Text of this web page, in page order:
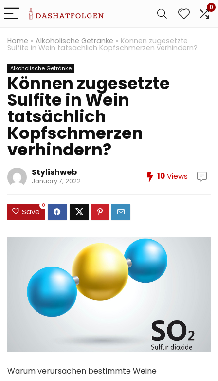
0
Home » Alkoholische Getränke » Können zugesetzte
Sulfite in Wein tatsächlich Kopfschmerzen verhindern?
Alkoholische Getränke
Können zugesetzte
Sulfite in Wein
tatsächlich
Kopfschmerzen
verhindern?
Stylishweb
January 7, 2022 10Views
Save
0
Warum verursachen bestimmte Weine